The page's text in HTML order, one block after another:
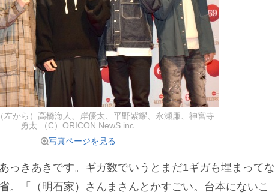
左から）高橋海人、岸優太、平野紫耀、永瀬廉、神宮寺
勇太 （C）ORICON NewS inc.
写真ページを見る
っきあきです。ギガ数でいうとまだ1ギガも埋まってな
。「（明石家）さんまさんとかすごい。台本にないこ